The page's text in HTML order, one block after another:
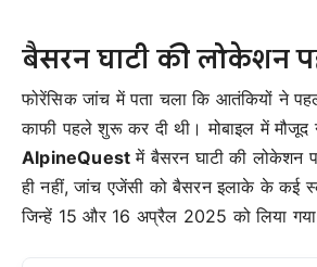
बैसरन घाटी की लोकेशन
फोरेंसिक जांच में पता चला कि आतंकियों ने
काफी पहले शुरू कर दी थी। मोबाइल में मौजूद
AlpineQuest में बैसरन घाटी की लोकेशन
ही नहीं, जांच एजेंसी को बैसरन इलाके के कई
जिन्हें 15 और 16 अप्रैल 2025 को लिया गया